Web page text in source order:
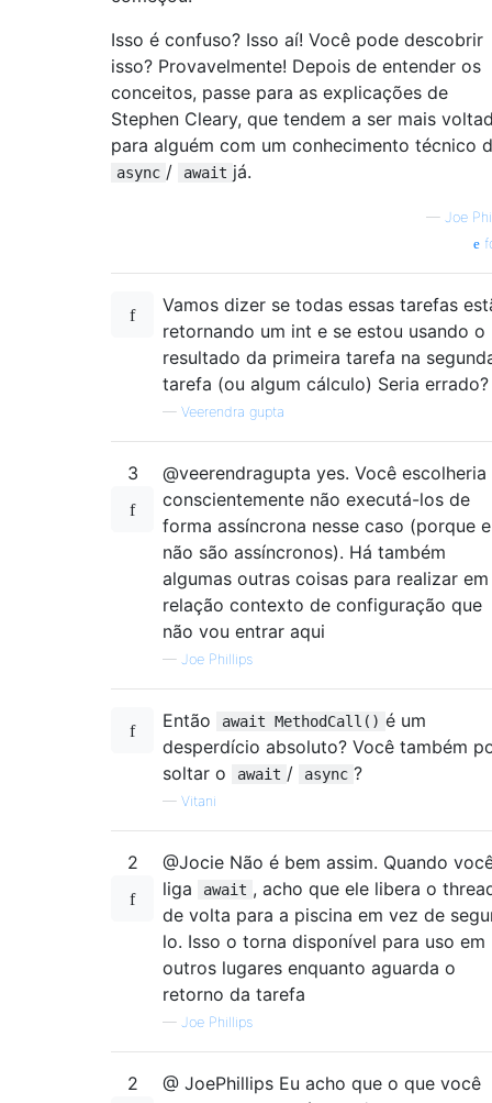
Isso é confuso? Isso aí! Você pode descobrir
isso? Provavelmente! Depois de entender os
conceitos, passe para as explicações de
Stephen Cleary, que tendem a ser mais
para alguém com um conhecimento técnico
async / await já.
— Joe
Vamos dizer se todas essas tarefas
retornando um int e se estou usando o
resultado da primeira tarefa na
tarefa (ou algum cálculo) Seria errado?
— Veerendra gupta
3
@veerendragupta yes. Você escolheria
conscientemente não executá-los de
forma assíncrona nesse caso (porque
não são assíncronos). Há também
algumas outras coisas para realizar em
relação contexto de configuração que
não vou entrar aqui
— Joe Phillips
Então await MethodCall() é um
desperdício absoluto? Você também
soltar o
await / async ?
— Vitani
2
@Jocie Não é bem assim. Quando
liga
await , acho que ele libera o
de volta para a piscina em vez de
lo. Isso o torna disponível para uso em
outros lugares enquanto aguarda o
retorno da tarefa
— Joe Phillips
2
@ JoePhillips Eu acho que o que você